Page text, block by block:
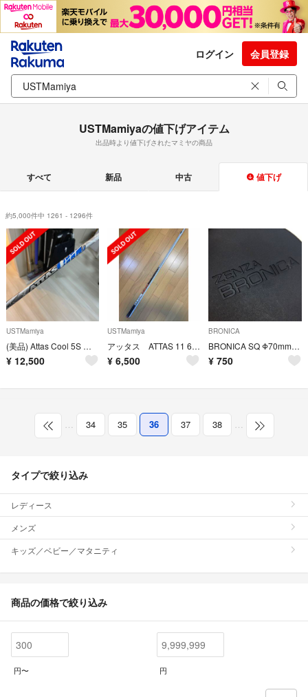
ログイン 会員登録
USTMamiyaの値下げアイテム
出品時より値下げされたマミヤの商品
すべて 新品 中古 値下げ
約5,000件中 1261 - 1296件
USTMamiya
(美品) Attas Cool 5S シャフト テーラーメイド スリーブ
¥ 12,500
USTMamiya
アッタス ATTAS 11 6S シャフト単品
¥ 6,500
BRONICA
BRONICA SQ Φ70mm カブセ レンズキャップ
¥ 750
… 34 35 36 37 38 …
タイプで絞り込み
レディース
メンズ
キッズ／ベビー／マタニティ
商品の価格で絞り込み
円〜 円